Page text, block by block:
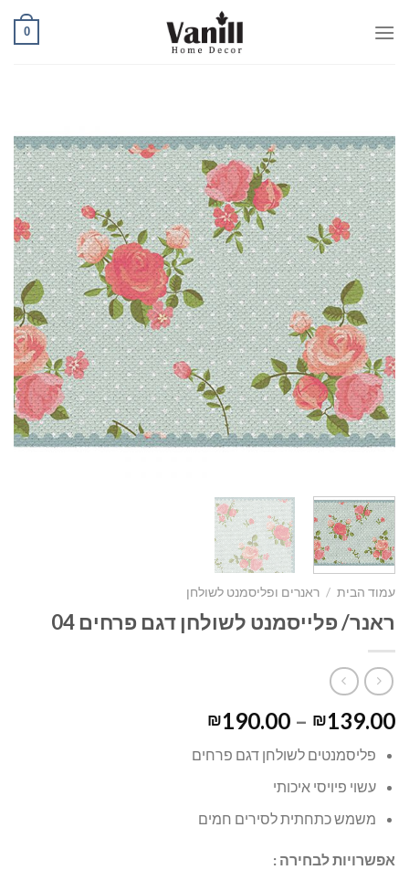
0
עמוד הבית / ראנרים ופליסמנט לשולחן
ראנר/ פלייסמנט לשולחן דגם פרחים 04
₪139.00
–
₪190.00
פליסמנטים לשולחן דגם פרחים
עשוי פיויסי איכותי
משמש כתחתית לסירים חמים
אפשרויות לבחירה :